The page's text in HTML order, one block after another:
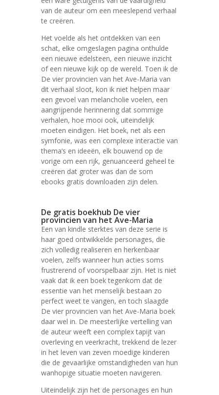
van de auteur om een meeslepend verhaal
te creëren.
Het voelde als het ontdekken van een
schat, elke omgeslagen pagina onthulde
een nieuwe edelsteen, een nieuwe inzicht
of een nieuwe kijk op de wereld. Toen ik de
De vier provincien van het Ave-Maria van
dit verhaal sloot, kon ik niet helpen maar
een gevoel van melancholie voelen, een
aangrijpende herinnering dat sommige
verhalen, hoe mooi ook, uiteindelijk
moeten eindigen. Het boek, net als een
symfonie, was een complexe interactie van
thema’s en ideeën, elk bouwend op de
vorige om een rijk, genuanceerd geheel te
creëren dat groter was dan de som
ebooks gratis downloaden zijn delen.
De gratis boekhub De vier
provincien van het Ave-Maria
Een van kindle sterktes van deze serie is
haar goed ontwikkelde personages, die
zich volledig realiseren en herkenbaar
voelen, zelfs wanneer hun acties soms
frustrerend of voorspelbaar zijn. Het is niet
vaak dat ik een boek tegenkom dat de
essentie van het menselijk bestaan zo
perfect weet te vangen, en toch slaagde
De vier provincien van het Ave-Maria boek
daar wel in. De meesterlijke vertelling van
de auteur weeft een complex tapijt van
overleving en veerkracht, trekkend de lezer
in het leven van zeven moedige kinderen
die de gevaarlijke omstandigheden van hun
wanhopige situatie moeten navigeren.
Uiteindelijk zijn het de personages en hun